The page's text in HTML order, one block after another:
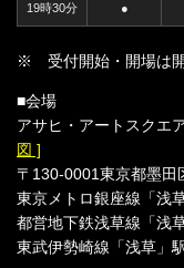
19時30分 ●
※ 受付開始・開場は
■会場
アサヒ・アートスクエ
図 ]
〒130-0001東京都墨田
東京メトロ銀座線「浅
都営地下鉄浅草線「浅
東武伊勢崎線「浅草」